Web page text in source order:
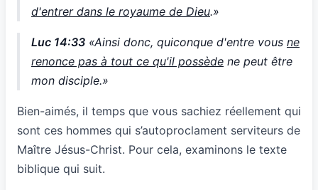
d'entrer dans le royaume de Dieu.»
Luc 14:33 «Ainsi donc, quiconque d'entre vous ne
renonce pas à tout ce qu'il possède ne peut être
mon disciple.»
Bien-aimés, il temps que vous sachiez réellement qui
sont ces hommes qui s’autoproclament serviteurs de
Maître Jésus-Christ. Pour cela, examinons le texte
biblique qui suit.